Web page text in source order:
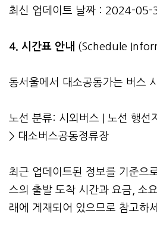
최신 업데이트 날짜 : 2024-05-
4. 시간표 안내 (Schedule
동서울에서 대소공동가는 버스
노선 분류: 시외버스 | 노선 행선
> 대소버스공동정류장
최근 업데이트된 정보를 기준으
스의 출발 도착 시간과 요금, 소
래에 게재되어 있으므로 참고하